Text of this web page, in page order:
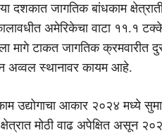
जागतिक बांधकाम
अमेरिकेचा वाटा ११.१
मागे टाकत जागतिक
अव्वल स्थानावर कायम आहे.
उद्योगाचा आकार २०२४ मध्ये
क्षेत्रात मोठी वाढ अपेक्षित असून